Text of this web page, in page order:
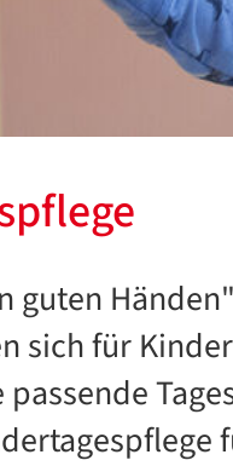
guten Händen"
sich für